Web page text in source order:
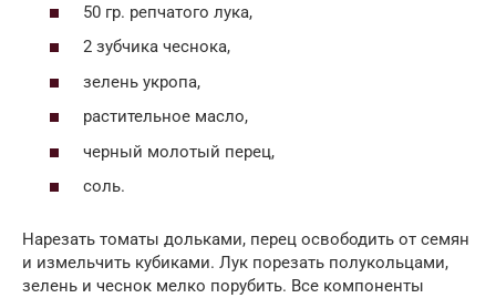
50 гр. репчатого лука,
2 зубчика чеснока,
зелень укропа,
растительное масло,
черный молотый перец,
соль.
Нарезать томаты дольками, перец освободить от семян
и измельчить кубиками. Лук порезать полукольцами,
зелень и чеснок мелко порубить. Все компоненты